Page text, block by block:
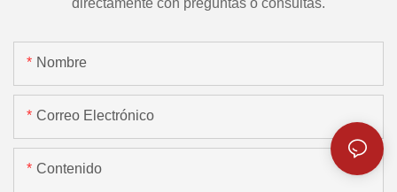
Nombre
Correo Electrónico
Contenido